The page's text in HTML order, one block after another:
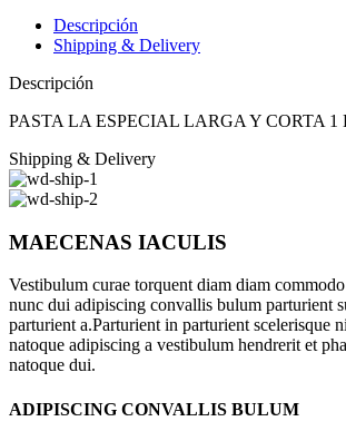
KG
cantidad
Descripción
Shipping & Delivery
Descripción
PASTA LA ESPECIAL LARGA Y CORTA 1
Shipping & Delivery
MAECENAS IACULIS
Vestibulum curae torquent diam diam
nunc dui adipiscing convallis bulum parturient
parturient a.Parturient in parturient scelerisque
natoque adipiscing a vestibulum hendrerit et
natoque dui.
ADIPISCING CONVALLIS BULUM